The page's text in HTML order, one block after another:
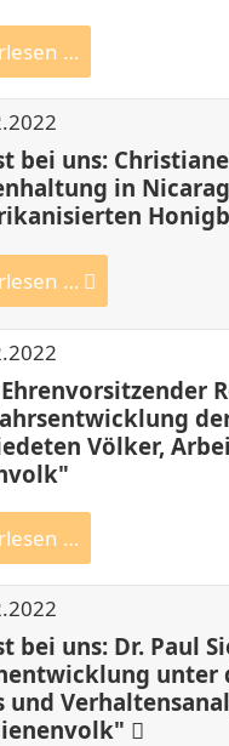
…
der
Imkerverbände
Weltbienentag
2022
bei uns:
in
…
Völker,
…
bei uns: Dr. Paul
unter
und